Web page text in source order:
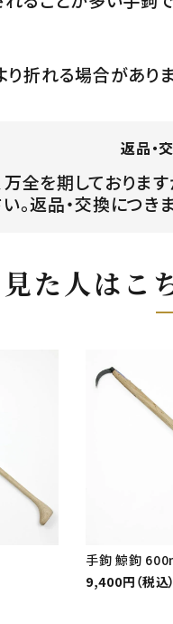
折れる場合がありま
返品・
全を期しておりま
。返品・交換につき
た人はこ
手鉤 鯨鉤
9,400円（税込）